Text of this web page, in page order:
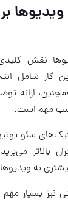
ویدیوها
نقش
کار شامل
ارائه
مهم است.
سئو
بالاتر
به
نیز بسیار